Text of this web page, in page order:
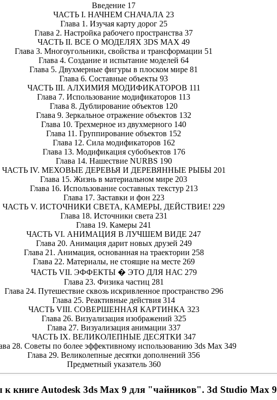
Введение 17
ЧАСТЬ I. НАЧНЕМ СНАЧАЛА 23
Глава 1. Изучая карту дорог 25
Глава 2. Настройка рабочего пространства 37
ЧАСТЬ II. ВСЕ О МОДЕЛЯХ 3DS MAX 49
Глава 3. Многоугольники, свойства и трансформации 51
Глава 4. Создание и испытание моделей 64
Глава 5. Двухмерные фигуры в плоском мире 81
Глава 6. Составные объекты 93
ЧАСТЬ III. АЛХИМИЯ МОДИФИКАТОРОВ 111
Глава 7. Использование модификаторов 113
Глава 8. Дублирование объектов 120
Глава 9. Зеркальное отражение объектов 132
Глава 10. Трехмерное из двухмерного 140
Глава 11. Группирование объектов 152
Глава 12. Сила модификаторов 162
Глава 13. Модификация субобъектов 176
Глава 14. Нашествие NURBS 190
ЧАСТЬ IV. МЕХОВЫЕ ДЕРЕВЬЯ И ДЕРЕВЯННЫЕ РЫБЫ 201
Глава 15. Жизнь в материальном мире 203
Глава 16. Использование составных текстур 213
Глава 17. Заставки и фон 223
ЧАСТЬ V. ИСТОЧНИКИ СВЕТА, КАМЕРЫ, ДЕЙСТВИЕ! 229
Глава 18. Источники света 231
Глава 19. Камеры 241
ЧАСТЬ VI. АНИМАЦИЯ В ЛУЧШЕМ ВИДЕ 247
Глава 20. Анимация дарит новых друзей 249
Глава 21. Анимация, основанная на траектории 258
Глава 22. Материалы, не стоящие на месте 269
ЧАСТЬ VII. ЭФФЕКТЫ � ЭТО ДЛЯ НАС 279
Глава 23. Физика частиц 281
Глава 24. Путешествие сквозь искривленное пространство 296
Глава 25. Реактивные действия 314
ЧАСТЬ VIII. СОВЕРШЕННАЯ КАРТИНКА 323
Глава 26. Визуализация изображений 325
Глава 27. Визуализация анимации 337
ЧАСТЬ IX. ВЕЛИКОЛЕПНЫЕ ДЕСЯТКИ 347
28. Советы по более эффективному использованию 3ds Max 349
Глава 29. Великолепные десятки дополнений 356
Предметный указатель 360
книге Autodesk 3ds Max 9 для "чайников". 3d Studio Max 9